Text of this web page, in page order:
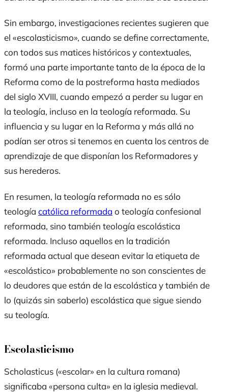
Sin embargo, investigaciones recientes sugieren que
el «escolasticismo», cuando se define correctamente,
con todos sus matices históricos y contextuales,
formó una parte importante tanto de la época de la
Reforma como de la postreforma hasta mediados
del siglo XVIII, cuando empezó a perder su lugar en
la teología, incluso en la teología reformada. Su
influencia y su lugar en la Reforma y más allá no
podían ser otros si tenemos en cuenta los centros de
aprendizaje de que disponían los Reformadores y
sus herederos.
En resumen, la teología reformada no es sólo
teología católica reformada o teología confesional
reformada, sino también teología escolástica
reformada. Incluso aquellos en la tradición
reformada actual que desean evitar la etiqueta de
«escolástico» probablemente no son conscientes de
lo deudores que están de la escolástica y también de
lo (quizás sin saberlo) escolástica que sigue siendo
su teología.
Escolasticismo
Scholasticus («escolar» en la cultura romana)
significaba «persona culta» en la iglesia medieval.